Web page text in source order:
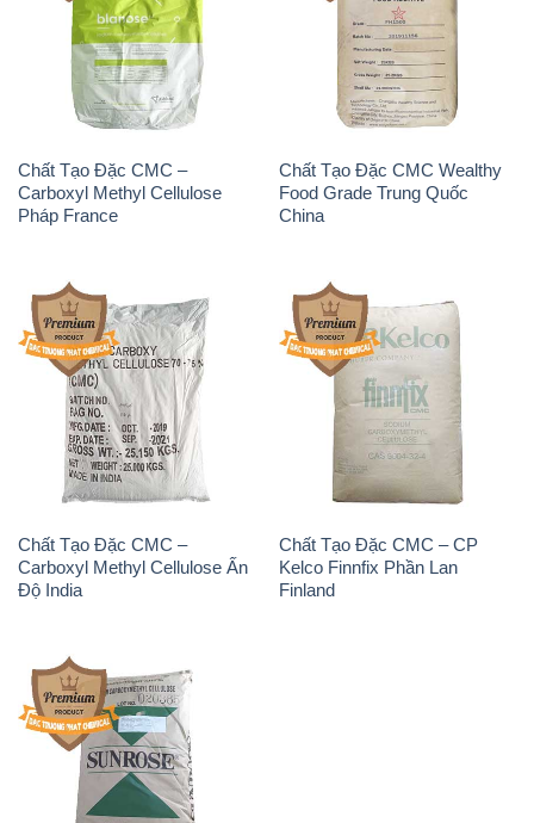
Chất Tạo Đặc CMC –
Carboxyl Methyl Cellulose
Pháp France
Chất Tạo Đặc CMC Wealthy
Food Grade Trung Quốc
China
Chất Tạo Đặc CMC –
Carboxyl Methyl Cellulose Ấn
Độ India
Chất Tạo Đặc CMC – CP
Kelco Finnfix Phần Lan
Finland